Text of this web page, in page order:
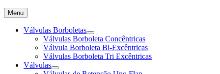
Menu
Válvulas Borboletas
Válvulas Borboleta Concêntricas
Válvula Borboleta Bi-Excêntricas
Válvulas Borboleta Tri Excêntricas
Válvulas